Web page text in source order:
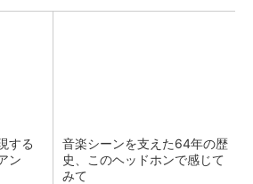
する
ン
音楽シーンを支えた64年の歴
史、このヘッドホンで感じて
みて